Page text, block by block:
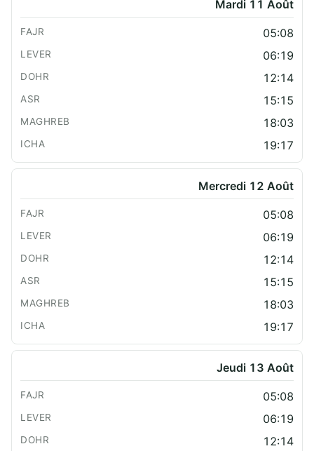
Mardi 11 Août
05:08
06:19
12:14
15:15
18:03
19:17
Mercredi 12 Août
05:08
06:19
12:14
15:15
18:03
19:17
Jeudi 13 Août
05:08
06:19
12:14